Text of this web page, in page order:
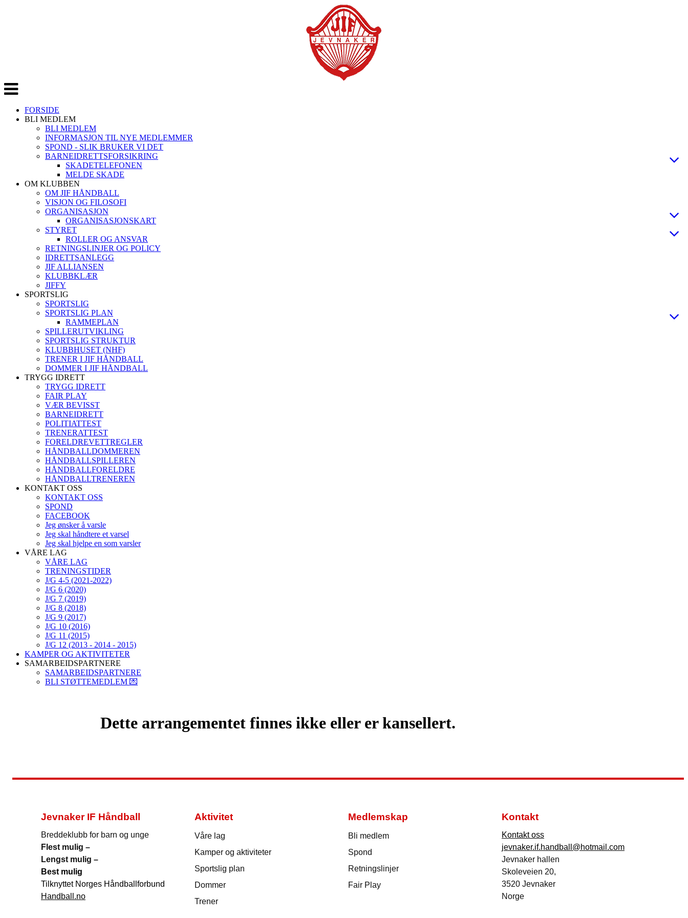
Veksle
navigasjon
FORSIDE
BLI MEDLEM
BLI MEDLEM
INFORMASJON TIL NYE MEDLEMMER
SPOND - SLIK BRUKER VI DET
BARNEIDRETTSFORSIKRING
SKADETELEFONEN
MELDE SKADE
OM KLUBBEN
OM JIF HÅNDBALL
VISJON OG FILOSOFI
ORGANISASJON
ORGANISASJONSKART
STYRET
ROLLER OG ANSVAR
RETNINGSLINJER OG POLICY
IDRETTSANLEGG
JIF ALLIANSEN
KLUBBKLÆR
JIFFY
SPORTSLIG
SPORTSLIG
SPORTSLIG PLAN
RAMMEPLAN
SPILLERUTVIKLING
SPORTSLIG STRUKTUR
KLUBBHUSET (NHF)
TRENER I JIF HÅNDBALL
DOMMER I JIF HÅNDBALL
TRYGG IDRETT
TRYGG IDRETT
FAIR PLAY
VÆR BEVISST
BARNEIDRETT
POLITIATTEST
TRENERATTEST
FORELDREVETTREGLER
HÅNDBALLDOMMEREN
HÅNDBALLSPILLEREN
HÅNDBALLFORELDRE
HÅNDBALLTRENEREN
KONTAKT OSS
KONTAKT OSS
SPOND
FACEBOOK
Jeg ønsker å varsle
Jeg skal håndtere et varsel
Jeg skal hjelpe en som varsler
VÅRE LAG
VÅRE LAG
TRENINGSTIDER
J/G 4-5 (2021-2022)
J/G 6 (2020)
J/G 7 (2019)
J/G 8 (2018)
J/G 9 (2017)
J/G 10 (2016)
J/G 11 (2015)
J/G 12 (2013 - 2014 - 2015)
KAMPER OG AKTIVITETER
SAMARBEIDSPARTNERE
SAMARBEIDSPARTNERE
BLI STØTTEMEDLEM 💌
Dette arrangementet finnes ikke eller er kansellert.
Jevnaker IF Håndball
Breddeklubb for barn og unge
Flest mulig –
Lengst mulig –
Best mulig
Tilknyttet Norges Håndballforbund
Handball.no
Aktivitet
Våre lag
Kamper og aktiviteter
Sportslig plan
Dommer
Trener
Medlemskap
Bli medlem
Spond
Retningslinjer
Fair Play
Kontakt
Kontakt oss
jevnaker.if.handball@hotmail.com
Jevnaker hallen
Skoleveien 20,
3520 Jevnaker
Norge